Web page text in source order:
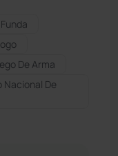
De Arma
Nacional De